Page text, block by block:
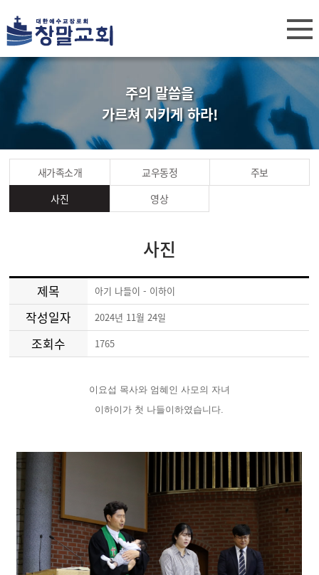
주의 말씀을
가르쳐 지키게 하라!
새가족소개 교우동정
주보
사진
영상
사진
제목 아기 나들이 - 이하이
작성일자 2024년 11월 24일
조회수 1765
이요섭 목사와 엄혜인 사모의 자녀
이하이가 첫 나들이하였습니다.